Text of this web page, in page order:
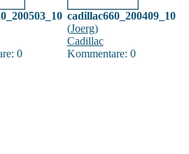
0
cadillac660_200409_10
(Joerg)
Cadillac
Kommentare: 0